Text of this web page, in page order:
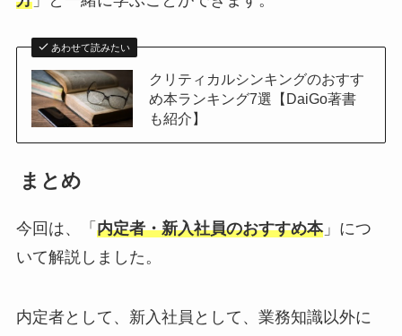
あわせて読みたい
クリティカルシンキングのおすす
め本ランキング7選【DaiGo著書
も紹介】
まとめ
今回は、「 内定者・新入社員のおすすめ本」につ
いて解説しました。
内定者として、新入社員として、業務知識以外に